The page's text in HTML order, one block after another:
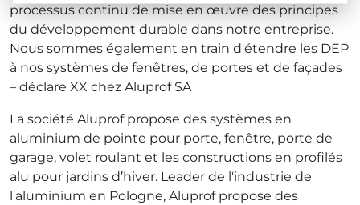
processus continu de mise en œuvre des principes
du développement durable dans notre entreprise.
Nous sommes également en train d'étendre les DEP
à nos systèmes de fenêtres, de portes et de façades
– déclare XX chez Aluprof SA
La société Aluprof propose des systèmes en
aluminium de pointe pour porte, fenêtre, porte de
garage, volet roulant et les constructions en profilés
alu pour jardins d’hiver. Leader de l'industrie de
l'aluminium en Pologne, Aluprof propose des